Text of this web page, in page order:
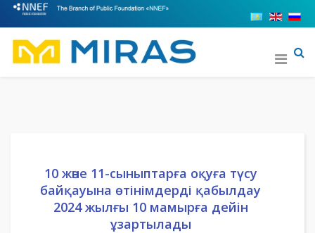
10 және 11-сыныптарға оқуға түсу
байқауына өтінімдерді қабылдау
2024 жылғы 10 мамырға дейін
ұзартылады